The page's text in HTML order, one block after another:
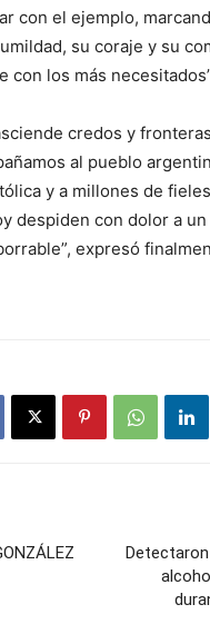
con el ejemplo,
su coraje y su
con los más
credos y
al pueblo
y a millones de
despiden con dolor a
expresó